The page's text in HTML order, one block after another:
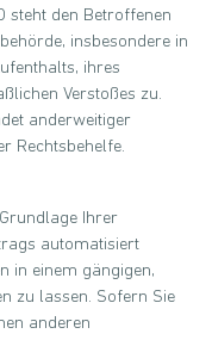
steht den Betroffenen
insbesondere in
ihres
Verstoßes zu.
anderweitiger
Rechtsbehelfe.
Ihrer
automatisiert
in einem gängigen,
zu lassen. Sofern Sie
anderen